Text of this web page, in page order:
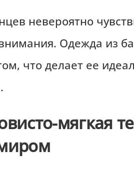
невероятно
Одежда из
что делает ее
мягкая